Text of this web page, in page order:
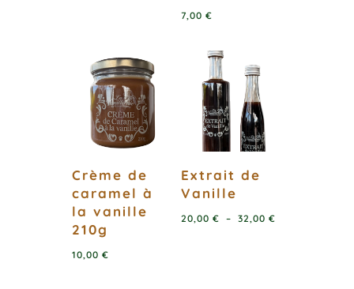
7,00€
Crème de
caramel à
la vanille
210g
10,00 €
Extrait de
Vanille
20,00€ – 32,00€